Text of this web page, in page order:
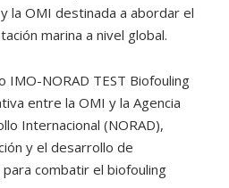
la OMI destinada a abordar el
marina a nivel global.
NORAD TEST Biofouling
entre la OMI y la Agencia
Internacional (NORAD),
y el desarrollo de
combatir el biofouling